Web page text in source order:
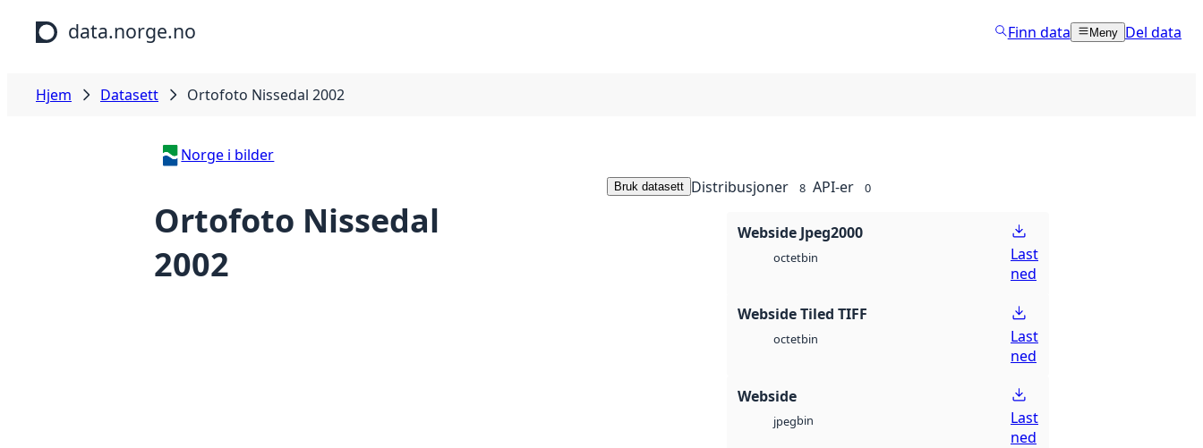
Hopp til hovedinnhold
data.norge.no Finn data Meny Del data
Hjem Datasett Ortofoto Nissedal 2002
Norge i bilder
Ortofoto Nissedal
2002
Bruk datasett Distribusjoner 8 API-er 0
Webside Jpeg2000
octetbin
Last
ned
Webside Tiled TIFF
octetbin
Last
ned
Webside
jpegbin
Last
ned